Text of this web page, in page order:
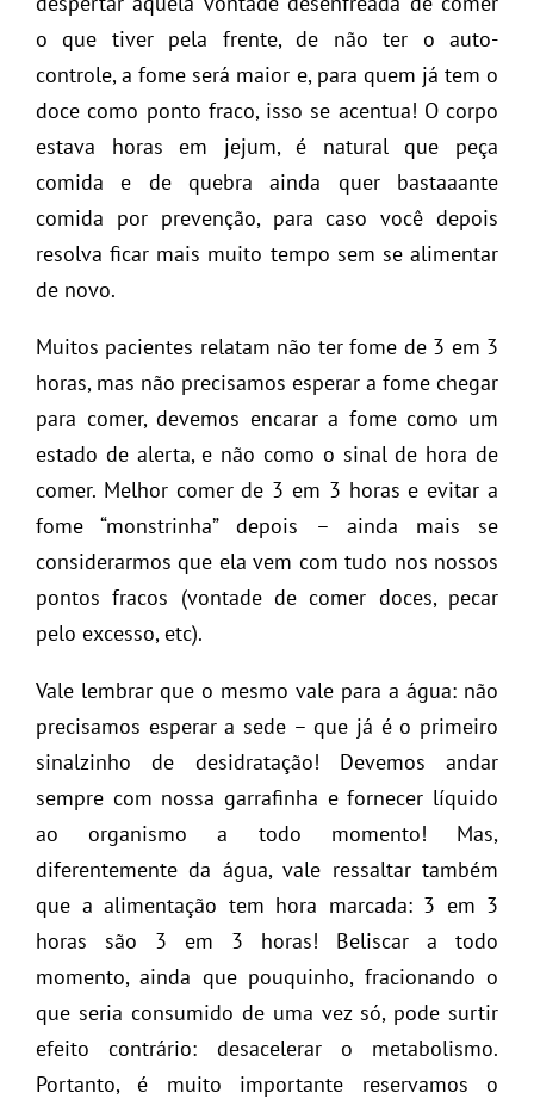
o que tiver pela frente, de não ter o auto-
controle, a fome será maior e, para quem já tem o
doce como ponto fraco, isso se acentua! O corpo
estava horas em jejum, é natural que peça
comida e de quebra ainda quer bastaaante
comida por prevenção, para caso você depois
resolva ficar mais muito tempo sem se alimentar
de novo.
Muitos pacientes relatam não ter fome de 3 em 3
horas, mas não precisamos esperar a fome chegar
para comer, devemos encarar a fome como um
estado de alerta, e não como o sinal de hora de
comer. Melhor comer de 3 em 3 horas e evitar a
fome “monstrinha” depois – ainda mais se
considerarmos que ela vem com tudo nos nossos
pontos fracos (vontade de comer doces, pecar
pelo excesso, etc).
Vale lembrar que o mesmo vale para a água: não
precisamos esperar a sede – que já é o primeiro
sinalzinho de desidratação! Devemos andar
sempre com nossa garrafinha e fornecer líquido
ao organismo a todo momento! Mas,
diferentemente da água, vale ressaltar também
que a alimentação tem hora marcada: 3 em 3
horas são 3 em 3 horas! Beliscar a todo
momento, ainda que pouquinho, fracionando o
que seria consumido de uma vez só, pode surtir
efeito contrário: desacelerar o metabolismo.
Portanto, é muito importante reservamos o